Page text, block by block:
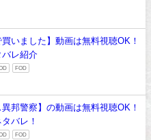
買いました】動画は無料視聴OK！
バレ紹介
FOD
異邦警察】の動画は無料視聴OK！
バレ！
FOD